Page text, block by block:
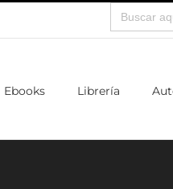
Buscar:
Ebooks Librería